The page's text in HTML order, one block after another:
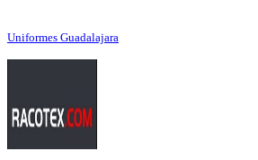
Uniformes Guadalajara